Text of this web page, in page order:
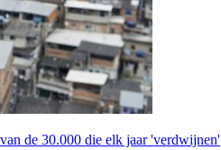
de 30.000 die elk jaar 'verdwijnen'